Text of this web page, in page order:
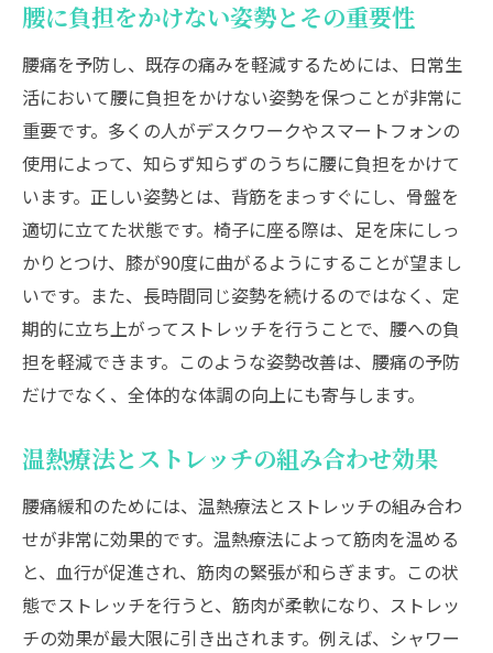
腰に負担をかけない姿勢とその重要性
腰痛を予防し、既存の痛みを軽減するためには、日常生
活において腰に負担をかけない姿勢を保つことが非常に
重要です。多くの人がデスクワークやスマートフォンの
使用によって、知らず知らずのうちに腰に負担をかけて
います。正しい姿勢とは、背筋をまっすぐにし、骨盤を
適切に立てた状態です。椅子に座る際は、足を床にしっ
かりとつけ、膝が90度に曲がるようにすることが望まし
いです。また、長時間同じ姿勢を続けるのではなく、定
期的に立ち上がってストレッチを行うことで、腰への負
担を軽減できます。このような姿勢改善は、腰痛の予防
だけでなく、全体的な体調の向上にも寄与します。
温熱療法とストレッチの組み合わせ効果
腰痛緩和のためには、温熱療法とストレッチの組み合わ
せが非常に効果的です。温熱療法によって筋肉を温める
と、血行が促進され、筋肉の緊張が和らぎます。この状
態でストレッチを行うと、筋肉が柔軟になり、ストレッ
チの効果が最大限に引き出されます。例えば、シャワー